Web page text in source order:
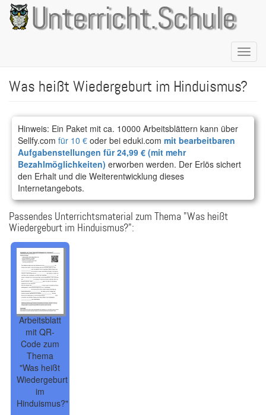
Direkt
zum
Inhalt
Unterricht.Schule
Was heißt Wiedergeburt im Hinduismus?
Hinweis: Ein Paket mit ca. 10000 Arbeitsblättern kann über
Sellfy.com für 10 € oder bei eduki.com mit bearbeitbaren
Aufgabenstellungen für 24,99 € (mit mehr
Bezahlmöglichkeiten) erworben werden. Der Erlös sichert
den Erhalt und die Weiterentwicklung dieses
Internetangebots.
Passendes Unterrichtsmaterial zum Thema "Was heißt
Wiedergeburt im Hinduismus?":
Arbeitsblatt
mit QR-
Code zum
Thema
"Was heißt
Wiedergeburt
im
Hinduismus?"